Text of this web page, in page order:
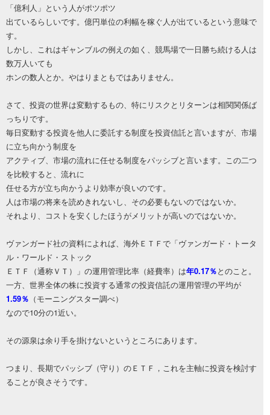
「億利人」という人がポツポツ
出ているらしいです。億円単位の利幅を稼ぐ人が出ているという意味で
す。
しかし、これはギャンブルの例えの如く、競馬場で一日勝ち続ける人は
数万人いても
ホンの数人とか。やはりまともではありません。
さて、投資の世界は変動するもの、特にリスクとリターンは相関関係ば
っちりです。
毎日変動する投資を他人に委託する制度を投資信託と言いますが、市場
に立ち向かう制度を
アクティブ、市場の流れに任せる制度をパッシブと言います。この二つ
を比較すると、流れに
任せる方が立ち向かうより効率が良いのです。
人は市場の将来を読めきれないし、その必要もないのではないか。
それより、コストを安くしたほうがメリットが高いのではないか。
ヴァンガード社の資料によれば、海外ＥＴＦで「ヴァンガード・トータ
ル・ワールド・ストック
ＥＴＦ（通称ＶＴ）」の運用管理比率（経費率）は年0.17％とのこと。
一方、世界全体の株に投資する通常の投資信託の運用管理の平均が
1.59％ （モーニングスター調べ）
なので10分の1近い。
その源泉は余り手を掛けないというところにあります。
つまり、長期でパッシブ（守り）のＥＴＦ，これを主軸に投資を検討す
ることが良さそうです。